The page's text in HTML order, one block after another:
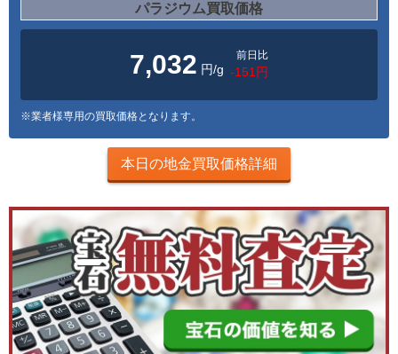
パラジウム買取価格
7,032 円/g
前日比
-151円
※業者様専用の買取価格となります。
本日の地金買取価格詳細